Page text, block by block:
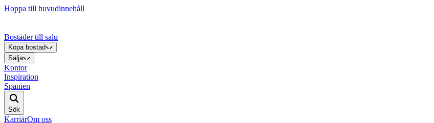
Hoppa till huvudinnehåll
Bostäder till salu
Köpa bostad
Sälja
Kontor
Inspiration
Spanien
Sök
KarriärOm oss